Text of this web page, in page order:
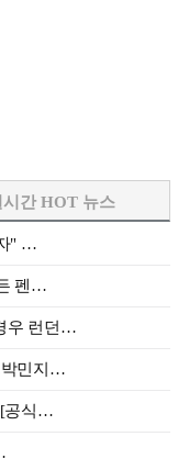
" …
펜…
우 런던…
박민지…
[공식…
시간 HOT 뉴스